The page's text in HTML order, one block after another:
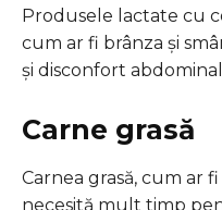
Produsele lactate cu
cum ar fi brânza și
și disconfort
Carne grasă
Carnea grasă, cum ar
necesită mult timp